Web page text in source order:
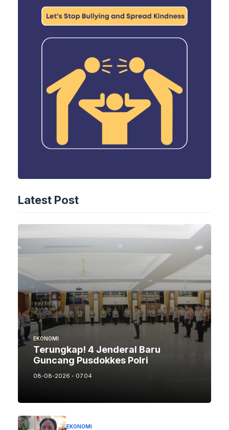
Latest Post
EKONOMI
Terungkap! 4 Jenderal Baru
Guncang Pusdokkes Polri
08-08-2026 - 07.04
EKONOMI